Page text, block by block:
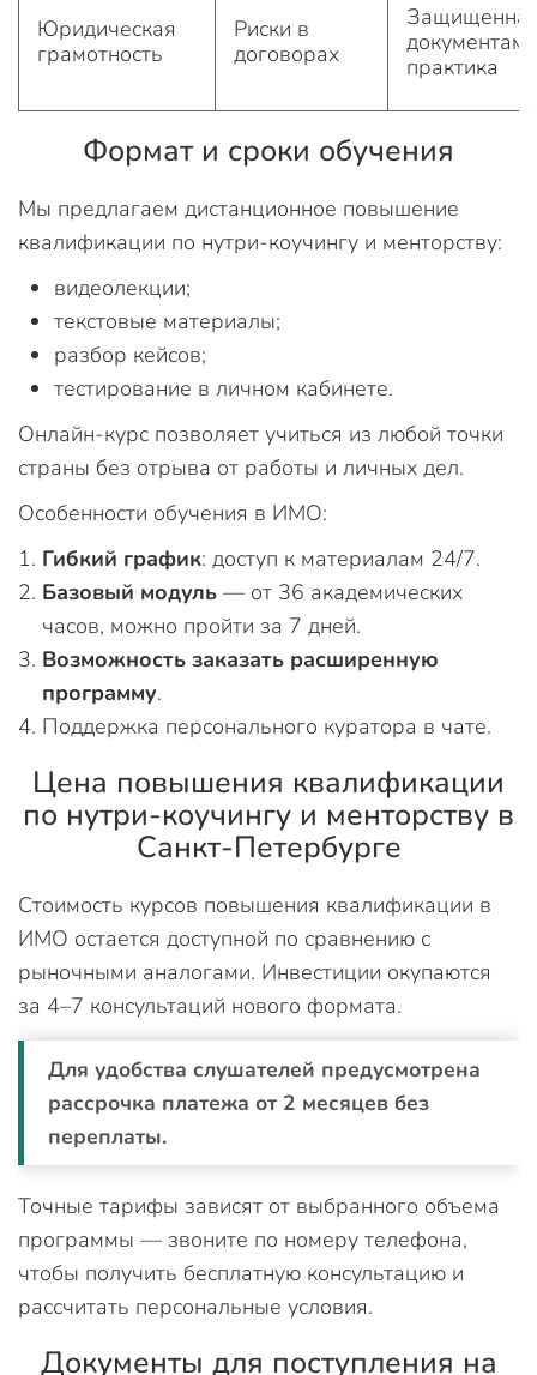
Юридическая
грамотность
Риски в
договорах
документами
практика
Формат и сроки обучения
Мы предлагаем дистанционное повышение
квалификации по нутри-коучингу и менторству:
видеолекции;
текстовые материалы;
разбор кейсов;
тестирование в личном кабинете.
Онлайн-курс позволяет учиться из любой точки
страны без отрыва от работы и личных дел.
Особенности обучения в ИМО:
Гибкий график: доступ к материалам 24/7.
Базовый модуль — от 36 академических
часов, можно пройти за 7 дней.
Возможность заказать расширенную
программу.
Поддержка персонального куратора в чате.
Цена повышения квалификации
по нутри-коучингу и менторству в
Санкт-Петербурге
Стоимость курсов повышения квалификации в
ИМО остается доступной по сравнению с
рыночными аналогами. Инвестиции окупаются
за 4–7 консультаций нового формата.
Для удобства слушателей предусмотрена
рассрочка платежа от 2 месяцев без
переплаты.
Точные тарифы зависят от выбранного объема
программы — звоните по номеру телефона,
чтобы получить бесплатную консультацию и
рассчитать персональные условия.
Документы для поступления на